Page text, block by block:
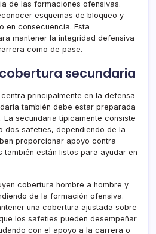
de las formaciones ofensivas.
esquemas de bloqueo y
en consecuencia. Esta
mantener la integridad defensiva
como de pase.
secundaria
principalmente en la defensa
también debe estar preparada
La secundaria típicamente consiste
dos safeties, dependiendo de la
proporcionar apoyo contra
también están listos para ayudar en
cobertura hombre a hombre y
de la formación ofensiva.
una cobertura ajustada sobre
los safeties pueden desempeñar
con el apoyo a la carrera o